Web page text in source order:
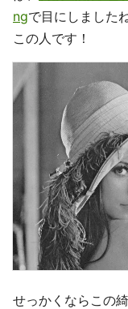
ngで目にしました
この人です！
せっかくならこの